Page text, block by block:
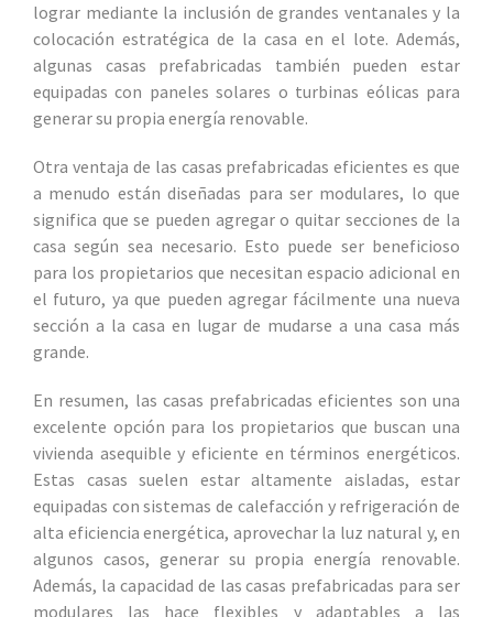
lograr mediante la inclusión de grandes ventanales y la
colocación estratégica de la casa en el lote. Además,
algunas casas prefabricadas también pueden estar
equipadas con paneles solares o turbinas eólicas para
generar su propia energía renovable.
Otra ventaja de las casas prefabricadas eficientes es que
a menudo están diseñadas para ser modulares, lo que
significa que se pueden agregar o quitar secciones de la
casa según sea necesario. Esto puede ser beneficioso
para los propietarios que necesitan espacio adicional en
el futuro, ya que pueden agregar fácilmente una nueva
sección a la casa en lugar de mudarse a una casa más
grande.
En resumen, las casas prefabricadas eficientes son una
excelente opción para los propietarios que buscan una
vivienda asequible y eficiente en términos energéticos.
Estas casas suelen estar altamente aisladas, estar
equipadas con sistemas de calefacción y refrigeración de
alta eficiencia energética, aprovechar la luz natural y, en
algunos casos, generar su propia energía renovable.
Además, la capacidad de las casas prefabricadas para ser
modulares las hace flexibles y adaptables a las